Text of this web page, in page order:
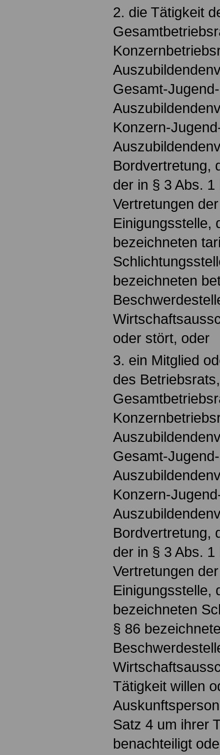
2. die Tätigkeit
Gesamt-
Konzern-
Bordvertretung,
der in § 3 Abs.
Vertretungen
Einigungsstelle,
bezeichneten
bezeichneten
oder stört, oder
3. ein Mitglied
des
Gesamt-
Konzern-
Bordvertretung,
der in § 3 Abs.
Vertretungen
Einigungsstelle,
bezeichneten
§ 86
Tätigkeit willen
Satz 4 um ihrer
benachteiligt